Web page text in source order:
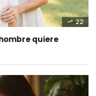
22
quiere